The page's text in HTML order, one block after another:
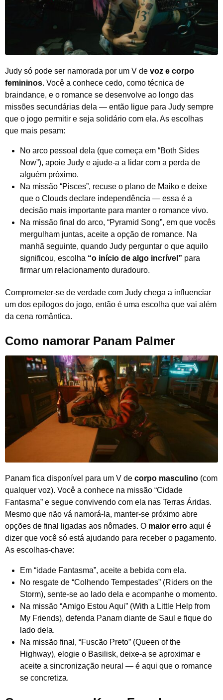
Judy só pode ser namorada por um V de voz e corpo
femininos. Você a conhece cedo, como técnica de
braindance, e o romance se desenvolve ao longo das
missões secundárias dela — então ligue para Judy sempre
que o jogo permitir e seja solidário com ela. As escolhas
que mais pesam:
No arco pessoal dela (que começa em “Both Sides
Now”), apoie Judy e ajude-a a lidar com a perda de
alguém próximo.
Na missão “Pisces”, recuse o plano de Maiko e deixe
que o Clouds declare independência — essa é a
decisão mais importante para manter o romance vivo.
Na missão final do arco, “Pyramid Song”, em que vocês
mergulham juntas, aceite a opção de romance. Na
manhã seguinte, quando Judy perguntar o que aquilo
significou, escolha “o início de algo incrível” para
firmar um relacionamento duradouro.
Comprometer-se de verdade com Judy chega a influenciar
um dos epílogos do jogo, então é uma escolha que vai além
da cena romântica.
Como namorar Panam Palmer
Panam fica disponível para um V de corpo masculino (com
qualquer voz). Você a conhece na missão “Cidade
Fantasma” e segue convivendo com ela nas Terras Áridas.
Mesmo que não vá namorá-la, manter-se próximo abre
opções de final ligadas aos nômades. O maior erro aqui é
dizer que você só está ajudando para receber o pagamento.
As escolhas-chave:
Em “idade Fantasma”, aceite a bebida com ela.
No resgate de “Colhendo Tempestades” (Riders on the
Storm), sente-se ao lado dela e acompanhe o momento.
Na missão “Amigo Estou Aqui” (With a Little Help from
My Friends), defenda Panam diante de Saul e fique do
lado dela.
Na missão final, “Fuscão Preto” (Queen of the
Highway), elogie o Basilisk, deixe-a se aproximar e
aceite a sincronização neural — é aqui que o romance
se concretiza.